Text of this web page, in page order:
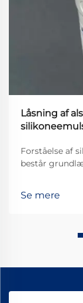
Låsning af
Forståelse af
består
overalt, faktisk
Se mere